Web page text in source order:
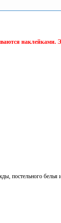
наклейками.
постельного белья